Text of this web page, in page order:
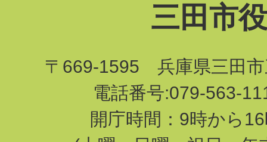
三田市
〒669-1595 兵庫県三田市
電話番号:079-563-
開庁時間：9時から